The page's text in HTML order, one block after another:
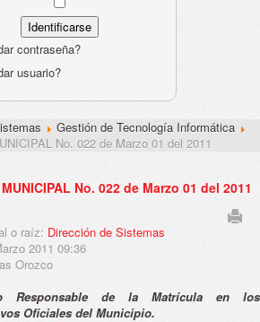
contraseña?
usuario?
Gestión de Tecnología Informática
No. 022 de Marzo 01 del 2011
No. 022 de Marzo 01 del 2011
o raíz: Dirección de Sistemas
2011 09:36
Orozco
Responsable de la Matrícula en los
Oficiales del Municipio.